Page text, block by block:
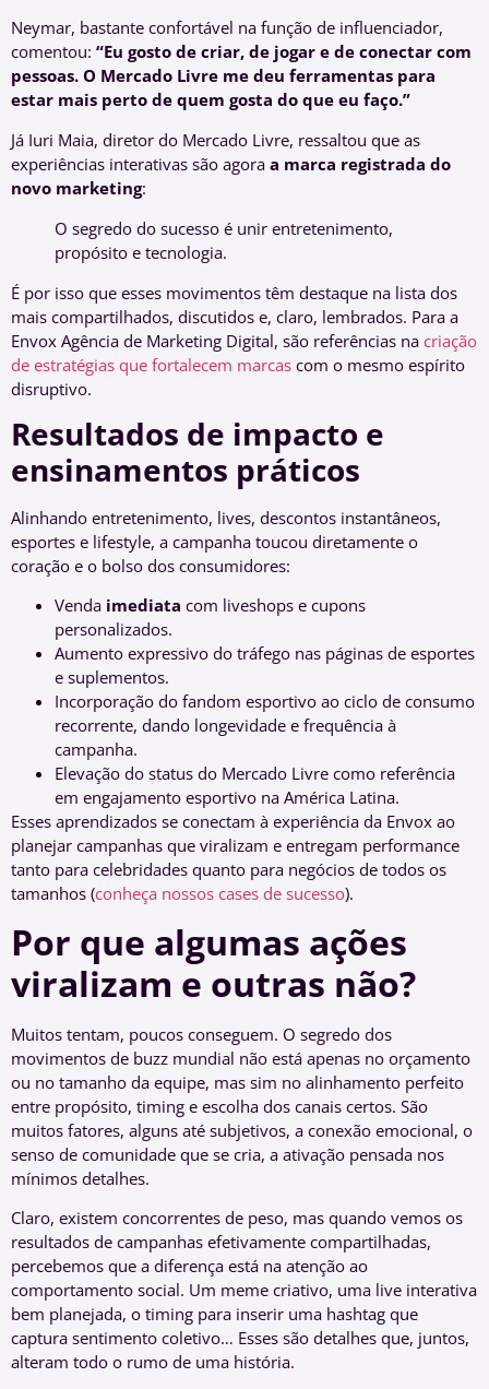
Neymar, bastante confortável na função de influenciador,
comentou: “Eu gosto de criar, de jogar e de conectar com
pessoas. O Mercado Livre me deu ferramentas para
estar mais perto de quem gosta do que eu faço.”
Já Iuri Maia, diretor do Mercado Livre, ressaltou que as
experiências interativas são agora a marca registrada do
novo marketing:
O segredo do sucesso é unir entretenimento,
propósito e tecnologia.
É por isso que esses movimentos têm destaque na lista dos
mais compartilhados, discutidos e, claro, lembrados. Para a
Envox Agência de Marketing Digital, são referências na criação
de estratégias que fortalecem marcas com o mesmo espírito
disruptivo.
Resultados de impacto e
ensinamentos práticos
Alinhando entretenimento, lives, descontos instantâneos,
esportes e lifestyle, a campanha toucou diretamente o
coração e o bolso dos consumidores:
Venda imediata com liveshops e cupons
personalizados.
Aumento expressivo do tráfego nas páginas de esportes
e suplementos.
Incorporação do fandom esportivo ao ciclo de consumo
recorrente, dando longevidade e frequência à
campanha.
Elevação do status do Mercado Livre como referência
em engajamento esportivo na América Latina.
Esses aprendizados se conectam à experiência da Envox ao
planejar campanhas que viralizam e entregam performance
tanto para celebridades quanto para negócios de todos os
tamanhos (conheça nossos cases de sucesso).
Por que algumas ações
viralizam e outras não?
Muitos tentam, poucos conseguem. O segredo dos
movimentos de buzz mundial não está apenas no orçamento
ou no tamanho da equipe, mas sim no alinhamento perfeito
entre propósito, timing e escolha dos canais certos. São
muitos fatores, alguns até subjetivos, a conexão emocional, o
senso de comunidade que se cria, a ativação pensada nos
mínimos detalhes.
Claro, existem concorrentes de peso, mas quando vemos os
resultados de campanhas efetivamente compartilhadas,
percebemos que a diferença está na atenção ao
comportamento social. Um meme criativo, uma live interativa
bem planejada, o timing para inserir uma hashtag que
captura sentimento coletivo… Esses são detalhes que, juntos,
alteram todo o rumo de uma história.